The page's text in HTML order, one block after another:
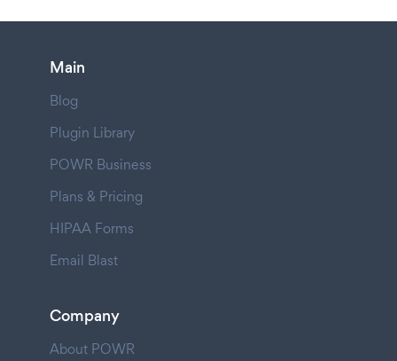
Main
Blog
Plugin Library
POWR Business
Plans & Pricing
HIPAA Forms
Email Blast
Company
About POWR